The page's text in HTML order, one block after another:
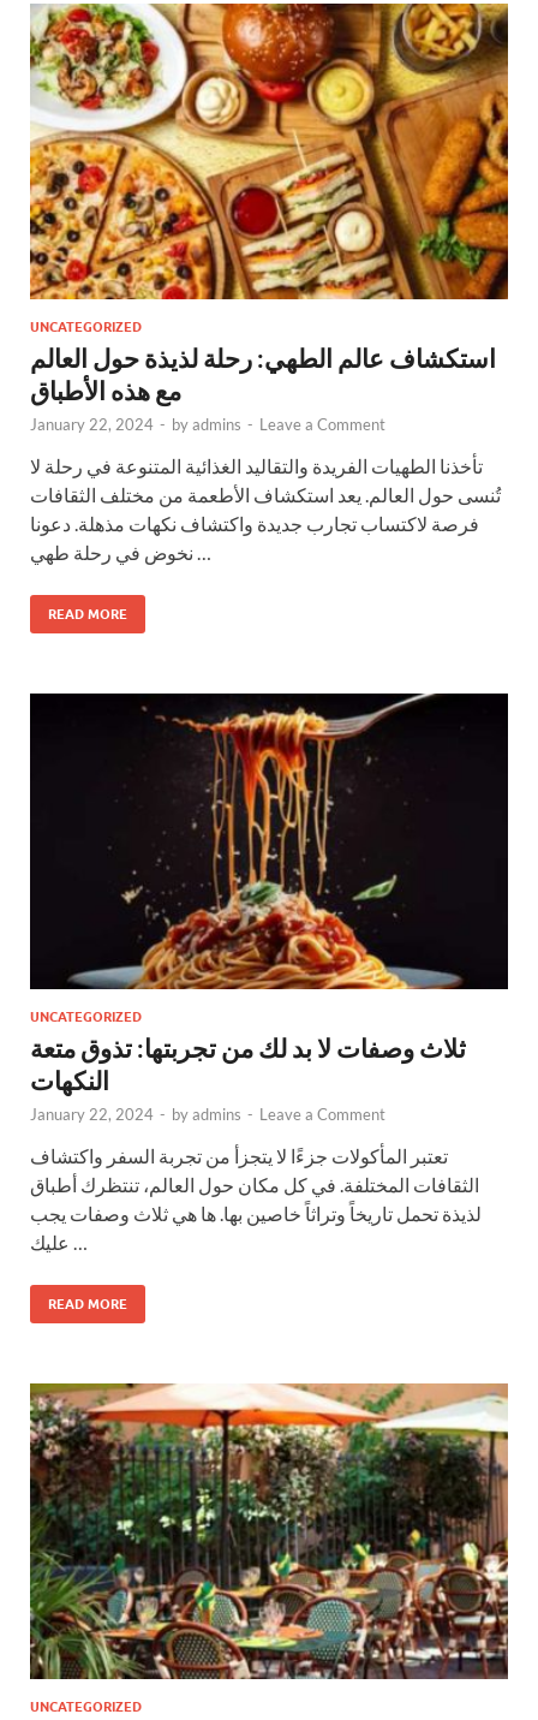
UNCATEGORIZED
استكشاف عالم الطهي: رحلة لذيذة حول العالم
مع هذه الأطباق
January 22, 2024 - byadmins - Leave a Comment
تأخذنا الطهيات الفريدة والتقاليد الغذائية المتنوعة في رحلة لا
تُنسى حول العالم. يعد استكشاف الأطعمة من مختلف الثقافات
فرصة لاكتساب تجارب جديدة واكتشاف نكهات مذهلة. دعونا
نخوض في رحلة طهي …
READ MORE
UNCATEGORIZED
ثلاث وصفات لا بد لك من تجربتها: تذوق متعة
النكهات
January 22, 2024 - byadmins - Leave a Comment
تعتبر المأكولات جزءًا لا يتجزأ من تجربة السفر واكتشاف
الثقافات المختلفة. في كل مكان حول العالم، تنتظرك أطباق
لذيذة تحمل تاريخاً وتراثاً خاصين بها. ها هي ثلاث وصفات يجب
عليك …
READ MORE
UNCATEGORIZED